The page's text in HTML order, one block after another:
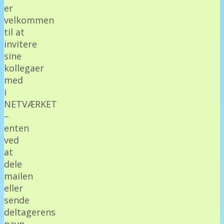
er
velkommen
til at
invitere
sine
kollegaer
med
i
NETVÆRKET
–
enten
ved
at
dele
mailen
eller
sende
deltagerens